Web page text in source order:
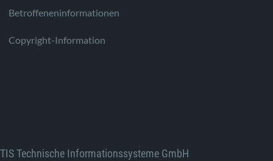
Betroffeneninformationen
Copyright-Information
TIS Technische Informationssysteme GmbH